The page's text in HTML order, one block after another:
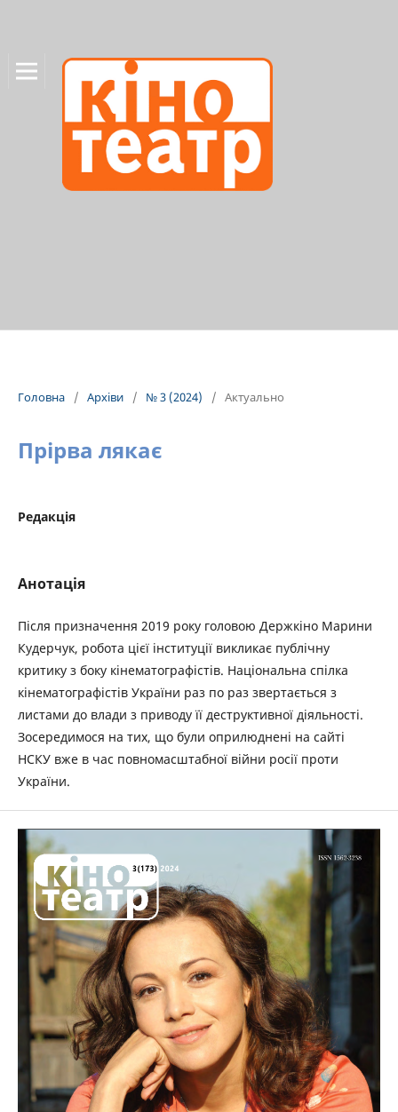
Головна / Архіви / № 3 (2024) / Актуально
Прірва лякає
Редакція
Анотація
Після призначення 2019 року головою Держкіно Марини
Кудерчук, робота цієї інституції викликає публічну
критику з боку кінематографістів. Національна спілка
кінематографістів України раз по раз звертається з
листами до влади з приводу її деструктивної діяльності.
Зосередимося на тих, що були оприлюднені на сайті
НСКУ вже в час повномасштабної війни росії проти
України.